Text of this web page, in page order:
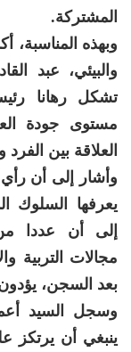
المشتركة.
وبهذه المناسبة،
والبيئي، عبد
تشكل رهانا
مستوى جودة
العلاقة بين
وأشار إلى أن
يعرفها السلوك
إلى أن عددا
مجالات التربية
بعد السجن،
وسجل السيد
ينبغي أن يرتكز